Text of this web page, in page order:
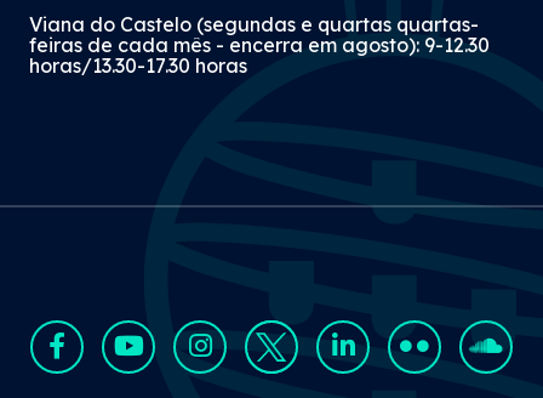
Viana do Castelo (segundas e quartas quartas-
feiras de cada mês - encerra em agosto): 9-12.30
horas/13.30-17.30 horas